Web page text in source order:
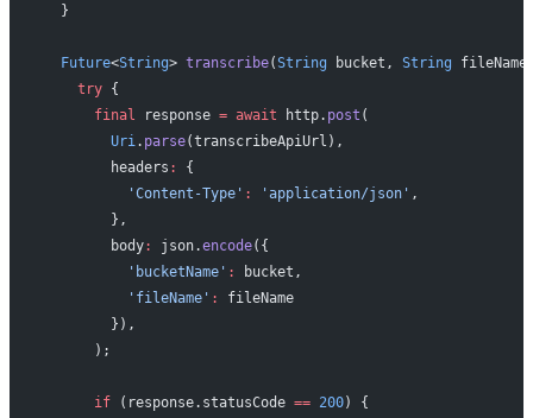
  }
  Future
<String> transcribe(String bucket, String
    try
{
      final
response = await http. post (
        Uri
. parse(transcribeApiUrl),
        headers
:
{
          'Content-Type'
: 'application/json' ,
        },
        body
: json.encode({
          'bucketName'
:
bucket,
          'fileName'
:
fileName
        }),
      );
      if
(response.statusCode == 200) {